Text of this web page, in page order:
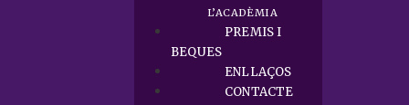
L’ACADÈMIA
PREMIS I
BEQUES
ENLLAÇOS
CONTACTE